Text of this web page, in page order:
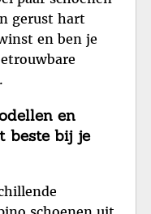
gerust hart
en ben je
en
beste bij je